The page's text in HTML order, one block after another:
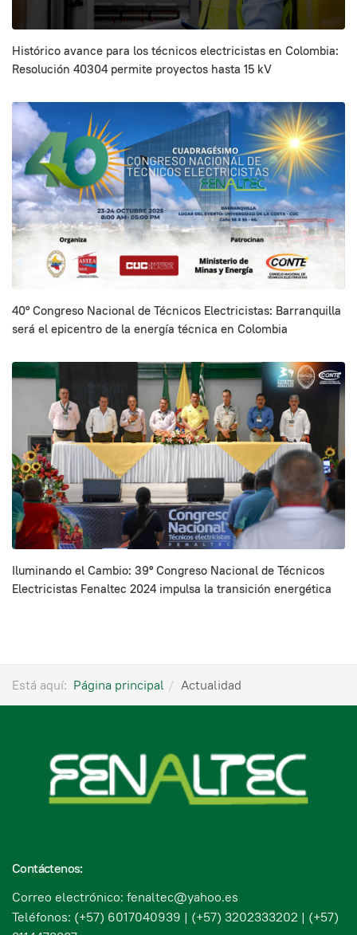
Histórico avance para los técnicos electricistas en Colombia:
Resolución 40304 permite proyectos hasta 15 kV
40° Congreso Nacional de Técnicos Electricistas: Barranquilla
será el epicentro de la energía técnica en Colombia
Iluminando el Cambio: 39º Congreso Nacional de Técnicos
Electricistas Fenaltec 2024 impulsa la transición energética
Está aquí: Página principal Actualidad
Contáctenos:
Correo electrónico: fenaltec@yahoo.es
Teléfonos: (+57) 6017040939 | (+57) 3202333202 | (+57)